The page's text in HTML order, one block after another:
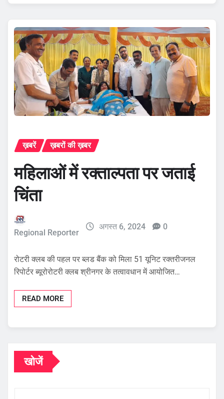
ख़बरें ख़बरों की ख़बर
महिलाओं में रक्ताल्पता पर जताई
चिंता
Regional Reporter
अगस्त 6, 2024 0
रोटरी क्लब की पहल पर ब्लड बैंक को मिला 51 यूनिट रक्तरीजनल
रिपोर्टर ब्यूरोरोटरी क्लब श्रीनगर के तत्वावधान में आयोजित…
READ MORE
खोजें